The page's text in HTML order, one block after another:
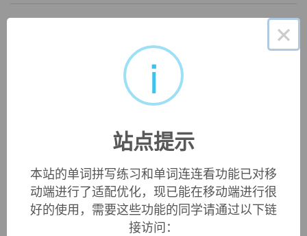
1、pheno- "appear, show, be seen" + -men- "passive suffix" + -
2、字面含义：that which appears or is seen. 即：被看到的事
物。=> 由此，表示：现象。
plural ofphenomenon. Sometimes also erroneously used as a
singular.
×
i
站点提示
本站的单词拼写练习和单词连连看功能已对移
动端进行了适配优化，现已能在移动端进行很
好的使用，需要这些功能的同学请通过以下链
接访问：